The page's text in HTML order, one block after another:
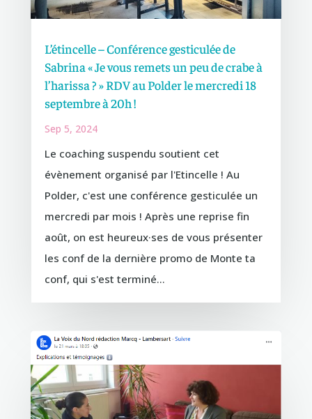
L’étincelle – Conférence gesticulée de
Sabrina « Je vous remets un peu de crabe à
l’harissa ? » RDV au Polder le mercredi 18
septembre à 20h !
Sep 5, 2024
Le coaching suspendu soutient cet
évènement organisé par l'Etincelle ! Au
Polder, c'est une conférence gesticulée un
mercredi par mois ! Après une reprise fin
août, on est heureux·ses de vous présenter
les conf de la dernière promo de Monte ta
conf, qui s'est terminé...